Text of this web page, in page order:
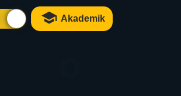
Akademik